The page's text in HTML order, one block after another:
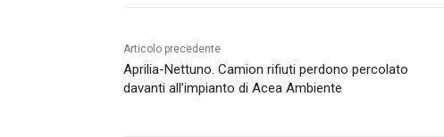
Articolo precedente
Aprilia-Nettuno. Camion rifiuti perdono percolato
davanti all’impianto di Acea Ambiente